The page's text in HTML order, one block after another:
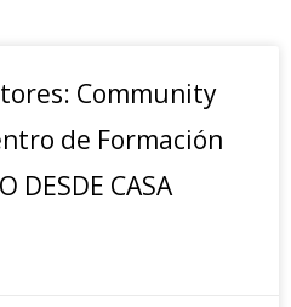
Community
de Formación
DESDE CASA